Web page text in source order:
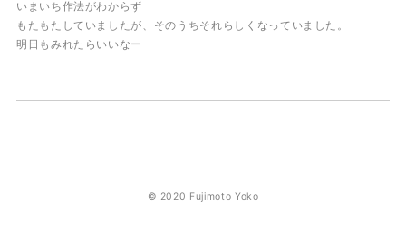
いまいち作法がわからず
もたもたしていましたが、そのうちそれらしくなっていました。
明日もみれたらいいなー
© 2020 Fujimoto Yoko